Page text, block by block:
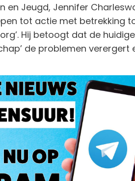
en Jeugd, Jennifer
tot actie met betrekking
Hij betoogt dat de
de problemen verergert